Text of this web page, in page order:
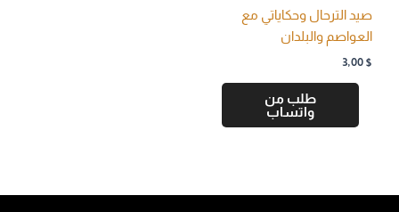
صيد الترحال وحكاياتي مع
العواصم والبلدان
3,00 $
طلب من
واتساب